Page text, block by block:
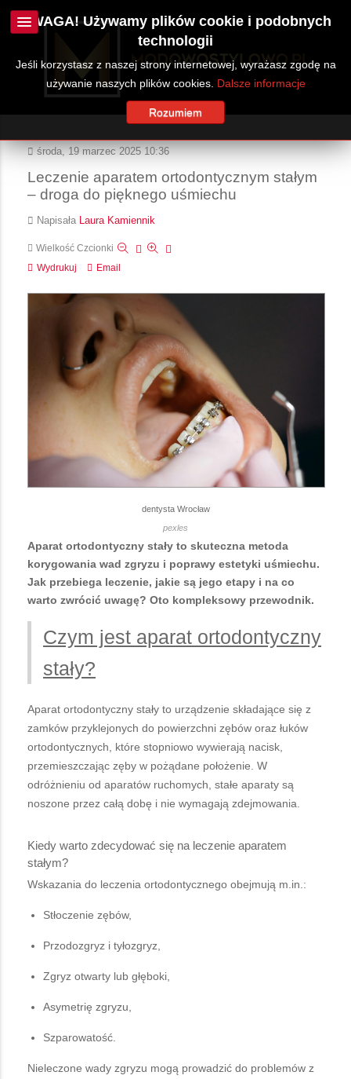
środa, 19 marzec 2025 10:36
Leczenie aparatem ortodontycznym stałym
– droga do pięknego uśmiechu
Napisała Laura Kamiennik
Wielkość Czcionki
Wydrukuj
Email
dentysta Wrocław
pexles
Aparat ortodontyczny stały to skuteczna metoda
korygowania wad zgryzu i poprawy estetyki uśmiechu.
Jak przebiega leczenie, jakie są jego etapy i na co
warto zwrócić uwagę? Oto kompleksowy przewodnik.
Czym jest aparat ortodontyczny
stały?
Aparat ortodontyczny stały to urządzenie składające się z
zamków przyklejonych do powierzchni zębów oraz łuków
ortodontycznych, które stopniowo wywierają nacisk,
przemieszczając zęby w pożądane położenie. W
odróżnieniu od aparatów ruchomych, stałe aparaty są
noszone przez całą dobę i nie wymagają zdejmowania.
Kiedy warto zdecydować się na leczenie aparatem
stałym?
Wskazania do leczenia ortodontycznego obejmują m.in.:
Stłoczenie zębów,
Przodozgryz i tyłozgryz,
Zgryz otwarty lub głęboki,
Asymetrię zgryzu,
Szparowatość.
Nieleczone wady zgryzu mogą prowadzić do problemów z
UWAGA! Używamy plików cookie i podobnych
technologii
Jeśli korzystasz z naszej strony internetowej, wyrażasz zgodę na
używanie naszych plików cookies. Dalsze informacje
Rozumiem